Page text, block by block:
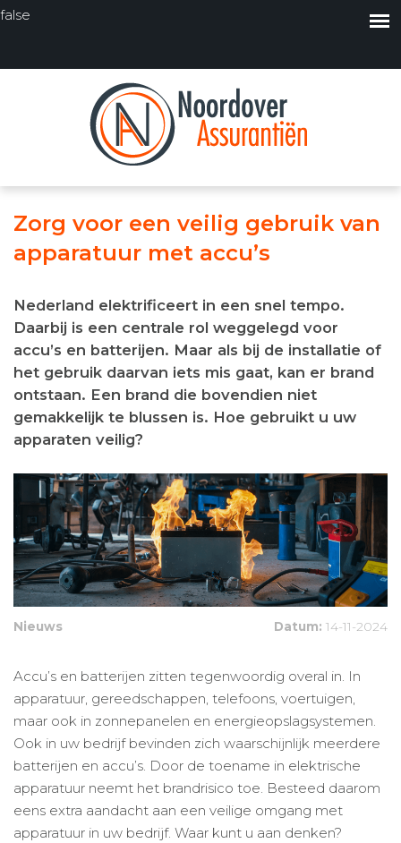
false
Zorg voor een veilig gebruik van
apparatuur met accu’s
Nederland elektrificeert in een snel tempo.
Daarbij is een centrale rol weggelegd voor
accu’s en batterijen. Maar als bij de installatie of
het gebruik daarvan iets mis gaat, kan er brand
ontstaan. Een brand die bovendien niet
gemakkelijk te blussen is. Hoe gebruikt u uw
apparaten veilig?
Nieuws Datum: 14-11-2024
Accu’s en batterijen zitten tegenwoordig overal in. In
apparatuur, gereedschappen, telefoons, voertuigen,
maar ook in zonnepanelen en energieopslagsystemen.
Ook in uw bedrijf bevinden zich waarschijnlijk meerdere
batterijen en accu’s. Door de toename in elektrische
apparatuur neemt het brandrisico toe. Besteed daarom
eens extra aandacht aan een veilige omgang met
apparatuur in uw bedrijf. Waar kunt u aan denken?